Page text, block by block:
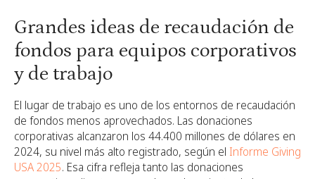
Grandes ideas de recaudación de
fondos para equipos corporativos
y de trabajo
El lugar de trabajo es uno de los entornos de recaudación
de fondos menos aprovechados. Las donaciones
corporativas alcanzaron los 44.400 millones de dólares en
2024, su nivel más alto registrado, según el Informe Giving
USA 2025. Esa cifra refleja tanto las donaciones